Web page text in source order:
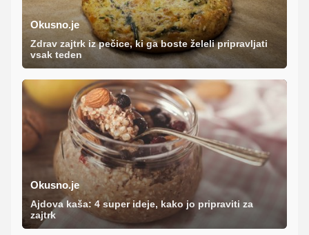
Okusno.je
Zdrav zajtrk iz pečice, ki ga boste želeli pripravljati
vsak teden
Okusno.je
Ajdova kaša: 4 super ideje, kako jo pripraviti za
zajtrk